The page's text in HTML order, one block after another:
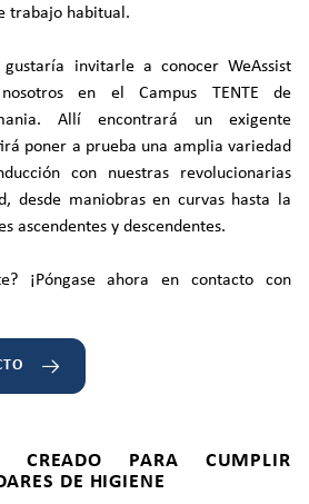
trabajo habitual.
invitarle a conocer WeAssist
en el Campus TENTE de
Allí encontrará un exigente
poner a prueba una amplia variedad
con nuestras revolucionarias
desde maniobras en curvas hasta la
ascendentes y descendentes.
¡Póngase ahora en contacto con
CREADO PARA CUMPLIR
DE HIGIENE